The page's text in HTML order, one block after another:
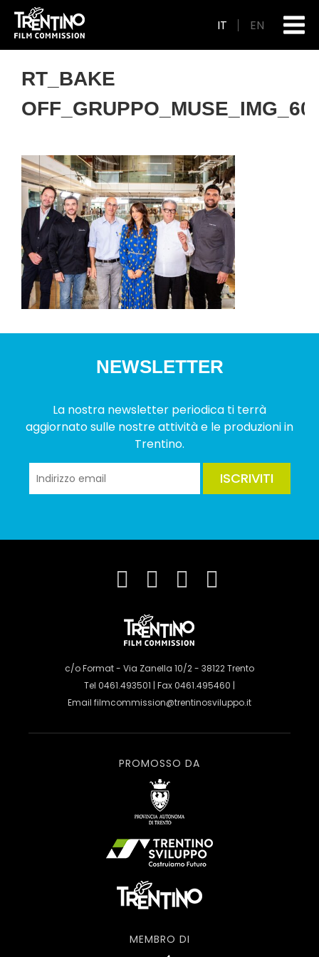
IT EN
RT_BAKE
NEWSLETTER
La nostra newsletter periodica ti terrà
aggiornato sulle nostre attività e le produzioni in
Trentino.
ISCRIVITI
c/o Format - Via Zanella 10/2 - 38122 Trento
Tel 0461.493501 | Fax 0461.495460 |
Email filmcommission@trentinosviluppo.it
PROMOSSO DA
MEMBRO DI